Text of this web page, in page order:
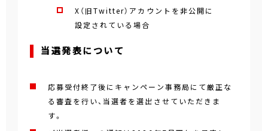
X（旧Twitter）アカウントを非公開に
設定されている場合
当選発表について
応募受付終了後にキャンペーン事務局にて厳正な
る審査を行い、当選者を選出させていただきま
す。